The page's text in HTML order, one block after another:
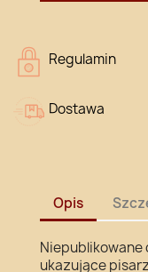
Regulamin
Dostawa
Opis
ukazujące